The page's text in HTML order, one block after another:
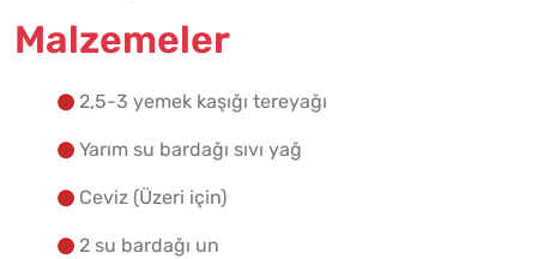
Malzemeler
2,5-3 yemek kaşığı tereyağı
Yarım su bardağı sıvı yağ
Ceviz (Üzeri için)
2 su bardağı un